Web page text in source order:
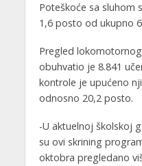
Poteškoće sa sluhom
1,6 posto od ukupno
Pregled
obuhvatio je 8.841
kontrole je upućeno
odnosno 20,2 posto.
-U aktuelnoj školskoj
su ovi skrining
oktobra pregledano